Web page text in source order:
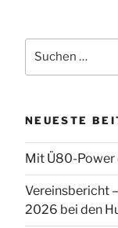
nach:
NEUESTE
Mit Ü80-Power
Vereinsbericht
2026 bei den